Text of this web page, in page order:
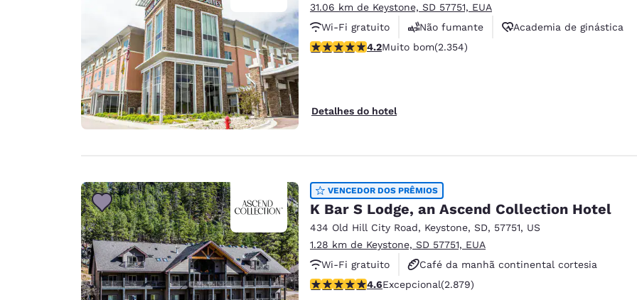
31.06 km de Keystone, SD 57751, EUA
Wi-Fi gratuito
Não fumante
Academia de ginástica
classificação 4.19 estrelas. Muito bom. 2354 avaliações
4.2Muito bom(2.354)
Detalhes do hotel
VENCEDOR DOS PRÊMIOS
K Bar S Lodge, an Ascend Collection Hotel
434 Old Hill City Road, Keystone, SD, 57751, US
1.28 km de Keystone, SD 57751, EUA
Wi-Fi gratuito
Café da manhã continental cortesia
Aceita animais de estimação
classificação 4.64 estrelas. Excepcional. 2879 avaliações
4.6Excepcional(2.879)